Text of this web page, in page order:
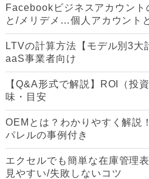
Facebookビジネスアカウント
と/メリデメ…個人アカウント
LTVの計算方法【モデル別3
aaS事業者向け
【Q&A形式で解説】ROI（投
味・目安
OEMとは？わかりやすく解説
パレルの事例付き
エクセルでも簡単な在庫管理
見やすい/失敗しないコツ